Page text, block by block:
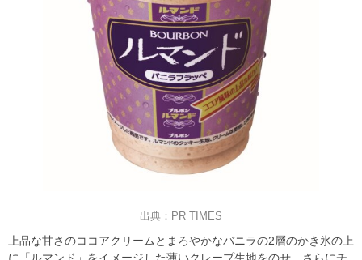
出典：PR TIMES
上品な甘さのココアクリームとまろやかなバニラの2層のかき氷の上